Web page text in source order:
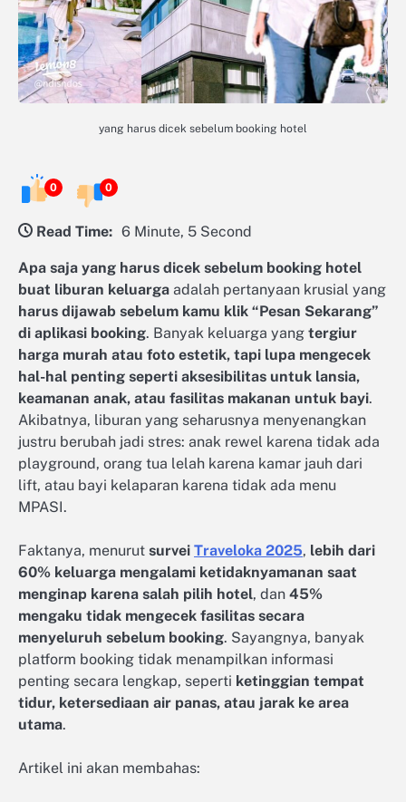
yang harus dicek sebelum booking hotel
0 0
Read Time: 6 Minute, 5 Second
Apa saja yang harus dicek sebelum booking hotel
buat liburan keluarga adalah pertanyaan krusial yang
harus dijawab sebelum kamu klik “Pesan Sekarang”
di aplikasi booking. Banyak keluarga yang tergiur
harga murah atau foto estetik, tapi lupa mengecek
hal-hal penting seperti aksesibilitas untuk lansia,
keamanan anak, atau fasilitas makanan untuk bayi.
Akibatnya, liburan yang seharusnya menyenangkan
justru berubah jadi stres: anak rewel karena tidak ada
playground, orang tua lelah karena kamar jauh dari
lift, atau bayi kelaparan karena tidak ada menu
MPASI.
Faktanya, menurut survei Traveloka 2025, lebih dari
60% keluarga mengalami ketidaknyamanan saat
menginap karena salah pilih hotel, dan 45%
mengaku tidak mengecek fasilitas secara
menyeluruh sebelum booking. Sayangnya, banyak
platform booking tidak menampilkan informasi
penting secara lengkap, seperti ketinggian tempat
tidur, ketersediaan air panas, atau jarak ke area
utama.
Artikel ini akan membahas: